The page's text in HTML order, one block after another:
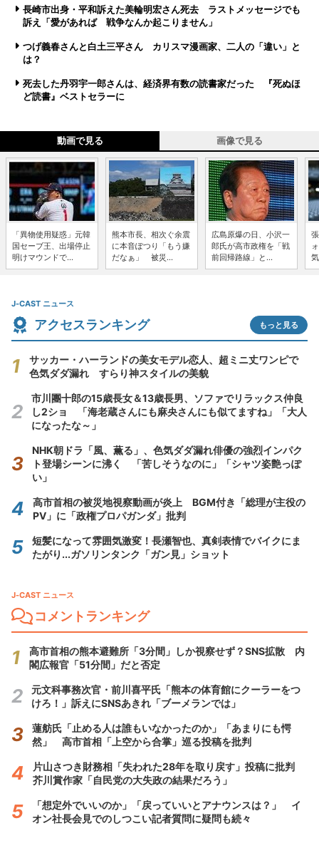
長崎市出身・平和訴えた美輪明宏さん死去 ラストメッセージでも
訴え「愛があれば 戦争なんか起こりません」
つげ義春さんと白土三平さん カリスマ漫画家、二人の「違い」と
は？
死去した丹羽宇一郎さんは、経済界有数の読書家だった 『死ぬほ
ど読書』ベストセラーに
動画で見る 画像で見る
「異物使用疑惑」元韓
国セーブ王、出場停止
明けマウンドで...
熊本市長、相次ぐ余震
に本音ぽつり「もう嫌
だなぁ」 被災...
広島原爆の日、小沢一
郎氏が高市政権を「戦
前回帰路線」と...
J-CAST ニュース
アクセスランキング もっと見る
サッカー・ハーランドの美女モデル恋人、超ミニ丈ワンピで
色気ダダ漏れ すらり神スタイルの美貌
市川團十郎の15歳長女＆13歳長男、ソファでリラックス仲良
し2ショ 「海老蔵さんにも麻央さんにも似てますね」「大人
になったな～」
NHK朝ドラ「風、薫る」、色気ダダ漏れ俳優の強烈インパク
ト登場シーンに沸く 「苦しそうなのに」「シャツ姿艶っぽ
い」
高市首相の被災地視察動画が炎上 BGM付き「総理が主役の
PV」に「政権プロパガンダ」批判
短髪になって雰囲気激変！長瀬智也、真剣表情でバイクにま
たがり...ガソリンタンク「ガン見」ショット
J-CAST ニュース
コメントランキング
高市首相の熊本避難所「3分間」しか視察せず？SNS拡散 内
閣広報官「51分間」だと否定
元文科事務次官・前川喜平氏「熊本の体育館にクーラーをつ
けろ！」訴えにSNSあきれ「ブーメランでは」
蓮舫氏「止める人は誰もいなかったのか」「あまりにも愕
然」 高市首相「上空から合掌」巡る投稿を批判
片山さつき財務相「失われた28年を取り戻す」投稿に批判
芥川賞作家「自民党の大失政の結果だろう」
「想定外でいいのか」「戻っていいとアナウンスは？」 イ
オン社長会見でのしつこい記者質問に疑問も続々